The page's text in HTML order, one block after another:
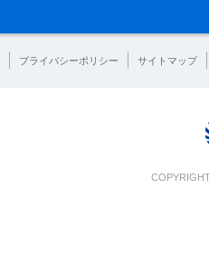
プライバシーポリシー サイトマップ